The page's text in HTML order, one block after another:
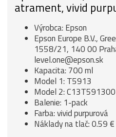
atrament, vivid
Výrobca: Epson
Epson Europe B.V.,
1558/21, 140 00
level.one@epson.sk
Kapacita: 700 ml
Model 1: T5913
Model 2: C13T591300
Balenie: 1-pack
Farba: vivid purpurová
Náklady na tlač: 0.59